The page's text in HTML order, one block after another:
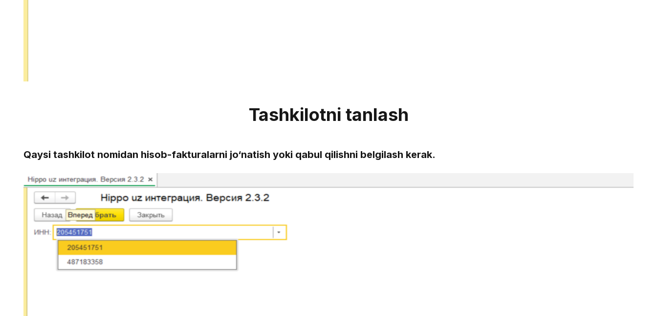
Tashkilotni tanlash
Qaysi tashkilot nomidan hisob-fakturalarni jo‘natish yoki qabul qilishni belgilash kerak.